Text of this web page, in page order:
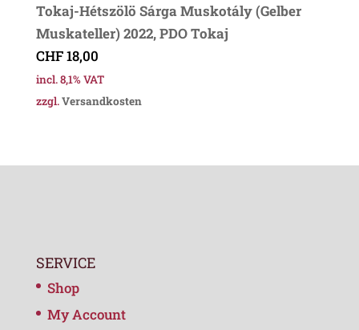
Tokaj-Hétszölö Sárga Muskotály (Gelber
Muskateller) 2022, PDO Tokaj
CHF18,00
incl. 8,1% VAT
zzgl.Versandkosten
SERVICE
Shop
My Account